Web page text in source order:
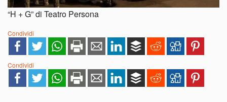
“H + G” di Teatro Persona
Condividi
Condividi